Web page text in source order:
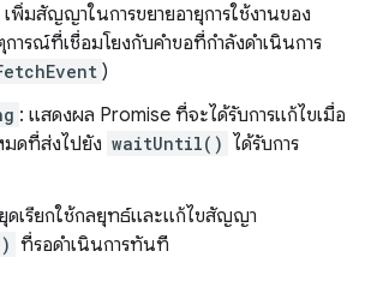
เพิ่มสัญญาในการขยายอายุการใช้งานของ
ารณ์ที่เชื่อมโยงกับคำขอที่กำลังดำเนินการ
)
: แสดงผล Promise ที่จะได้รับการแก้ไขเมื่อ
ดที่ส่งไปยัง waitUntil() ได้รับการ
ดเรียกใช้กลยุทธ์และแก้ไขสัญญา
ที่รอดำเนินการทันที